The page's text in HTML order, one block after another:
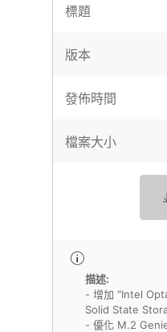
標題
版本
發佈時間
檔案大小
描述:
- 增加 "Intel
Solid State
- 優化 M.2